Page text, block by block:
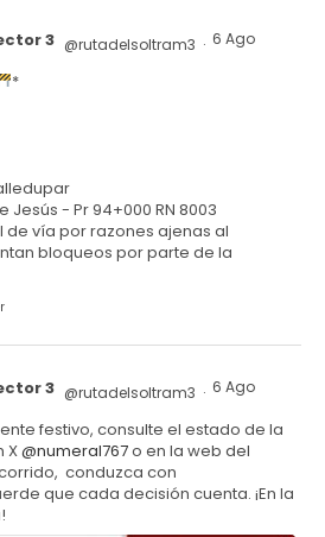
3 @rutadelsoltram3 · 6 Ago
*
- Pr 94+000 RN 8003
de vía por razones ajenas al
bloqueos por parte de la
3 @rutadelsoltram3 · 6 Ago
festivo, consulte el estado de la
X@numeral767o en la web del
conduzca con
que cada decisión cuenta. ¡En la